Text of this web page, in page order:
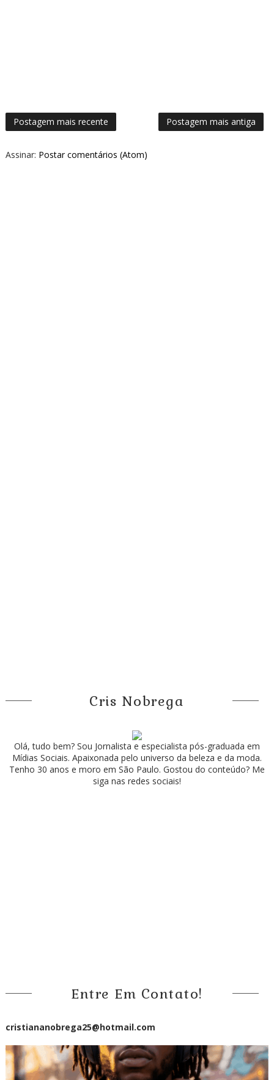
Postagem mais recente Postagem mais antiga
Assinar: Postar comentários (Atom)
Cris Nobrega
Olá, tudo bem? Sou Jornalista e especialista pós-graduada em
Mídias Sociais. Apaixonada pelo universo da beleza e da moda.
Tenho 30 anos e moro em São Paulo. Gostou do conteúdo? Me
siga nas redes sociais!
Entre Em Contato!
cristiananobrega25@hotmail.com